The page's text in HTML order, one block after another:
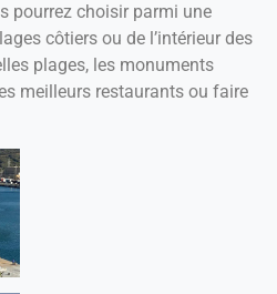
pourrez choisir parmi une
côtiers ou de l’intérieur des
plages, les monuments
meilleurs restaurants ou faire